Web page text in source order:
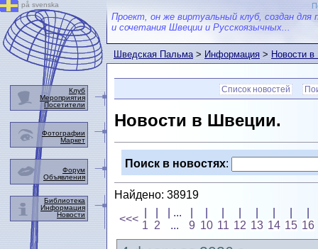
Проект, он же виртуальный клуб, создан для
и сочетания Швеции и Русскоязычных...
Шведская Пальма>Информация>Новости
Список новостей
Новости в Швеции.
Поиск в новостях:
Найдено: 38919
<<<
1 2
| ...
...
9 10 11 12 13 14 15 16
på svenska
Клуб
Мероприятия
Посетители
Фотографии
Маркет
Форум
Объявления
Библиотека
Информация
Новости